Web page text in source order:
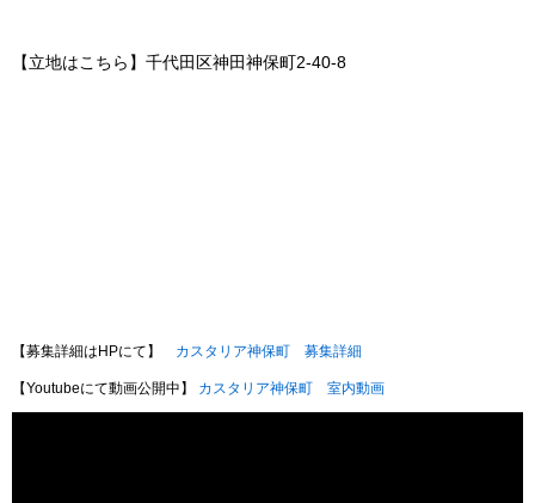
【立地はこちら】千代田区神田神保町2-40-8
【募集詳細はHPにて】 カスタリア神保町 募集詳細
【Youtubeにて動画公開中】 カスタリア神保町 室内動画